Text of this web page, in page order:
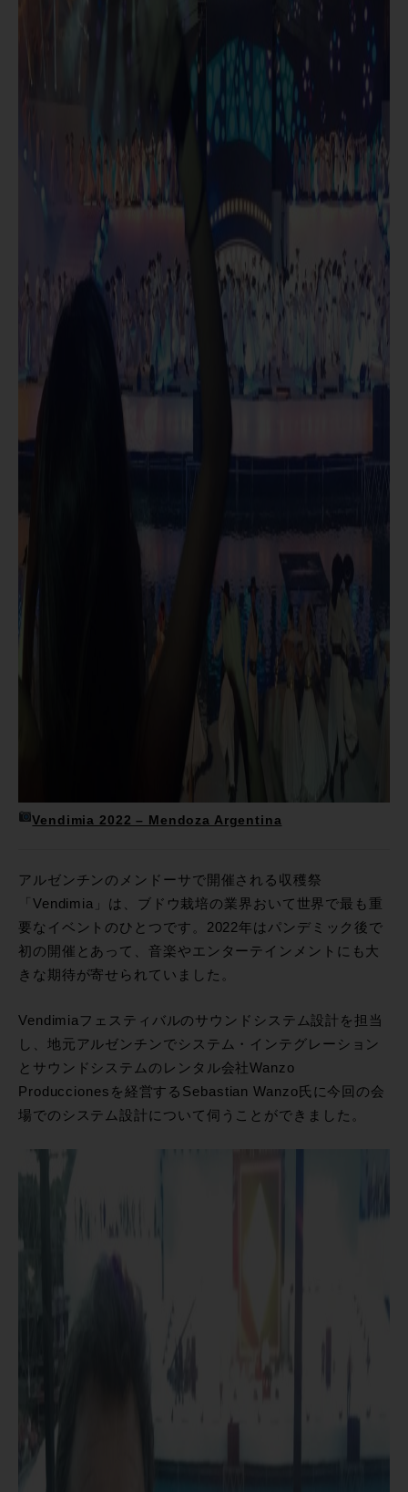
Vendimia 2022 – Mendoza Argentina
アルゼンチンのメンドーサで開催される収穫祭
「Vendimia」は、ブドウ栽培の業界おいて世界で最も重
要なイベントのひとつです。2022年はパンデミック後で
初の開催とあって、音楽やエンターテインメントにも大
きな期待が寄せられていました。
Vendimiaフェスティバルのサウンドシステム設計を担当
し、地元アルゼンチンでシステム・インテグレーション
とサウンドシステムのレンタル会社Wanzo
Produccionesを経営するSebastian Wanzo氏に今回の会
場でのシステム設計について伺うことができました。